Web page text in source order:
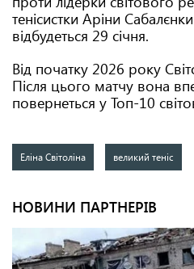
тенісистки Аріни
відбудеться 29 січня.
Від початку 2026 року
Після цього матчу вона
повернеться у Топ-10
Еліна Світоліна великий теніс